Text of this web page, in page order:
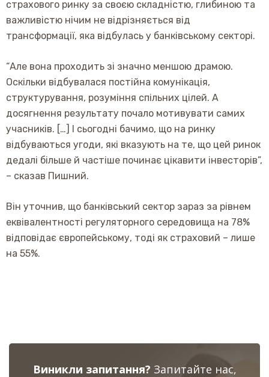
страхового ринку за своєю складністю, глибиною та
важливістю нічим не відрізняється від
трансформації, яка відбулась у банківському секторі.
“Але вона проходить зі значно меншою драмою.
Оскільки відбувалася постійна комунікація,
структурування, розуміння спільних цілей. А
досягнення результату почало мотивувати самих
учасників. […] І сьогодні бачимо, що на ринку
відбуваються угоди, які вказують на те, що цей ринок
дедалі більше й частіше починає цікавити інвесторів”,
– сказав Пишний.
Він уточнив, що банківський сектор зараз за рівнем
еквівалентності регуляторного середовища на 78%
відповідає європейському, тоді як страховий – лише
на 55%.
Виникли запитання? Запитайте нас,